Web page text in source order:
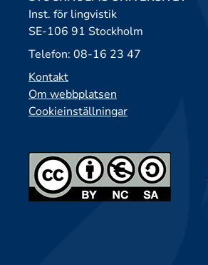
Inst. för lingvistik
SE-106 91 Stockholm
Telefon: 08-16 23 47
Kontakt
Om webbplatsen
Cookieinställningar